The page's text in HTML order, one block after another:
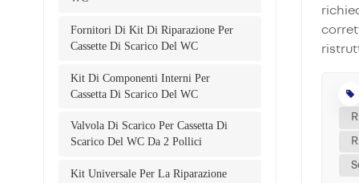
Fornitori Di Kit Di Riparazione Per
Cassette Di Scarico Del WC
Kit Di Componenti Interni Per
Cassetta Di Scarico Del WC
Valvola Di Scarico Per Cassetta Di
Scarico Del WC Da 2 Pollici
Kit Universale Per La Riparazione
di
solo
del